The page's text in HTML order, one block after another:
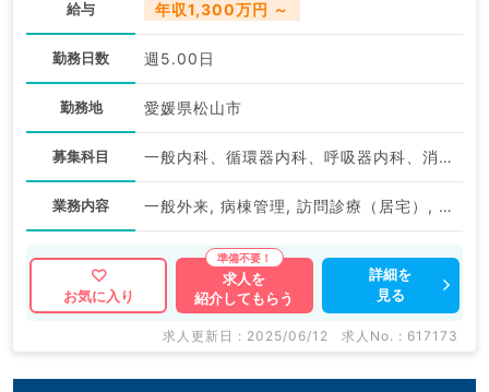
給与 年収1,300万円 ～
勤務日数 週5.00日
勤務地 愛媛県松山市
募集科目 一般内科、循環器内科、呼吸器内科、消化器内科、内分泌・代謝内科、腎臓内科
業務内容 一般外来, 病棟管理, 訪問診療（居宅）, 訪問診療（施設）
お気に入り
求人を
紹介してもらう
詳細を
見る
求人更新日 : 2025/06/12 求人No. : 617173